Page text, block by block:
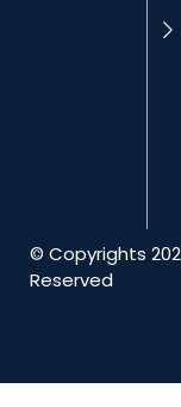
© Copyrights
Reserved